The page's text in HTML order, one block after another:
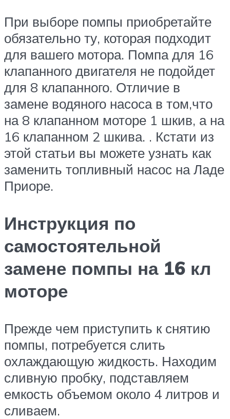
При выборе помпы приобретайте
обязательно ту, которая подходит
для вашего мотора. Помпа для 16
клапанного двигателя не подойдет
для 8 клапанного. Отличие в
замене водяного насоса в том,что
на 8 клапанном моторе 1 шкив, а на
16 клапанном 2 шкива. . Кстати из
этой статьи вы можете узнать как
заменить топливный насос на Ладе
Приоре.
Инструкция по
самостоятельной
замене помпы на 16 кл
моторе
Прежде чем приступить к снятию
помпы, потребуется слить
охлаждающую жидкость. Находим
сливную пробку, подставляем
емкость объемом около 4 литров и
сливаем.